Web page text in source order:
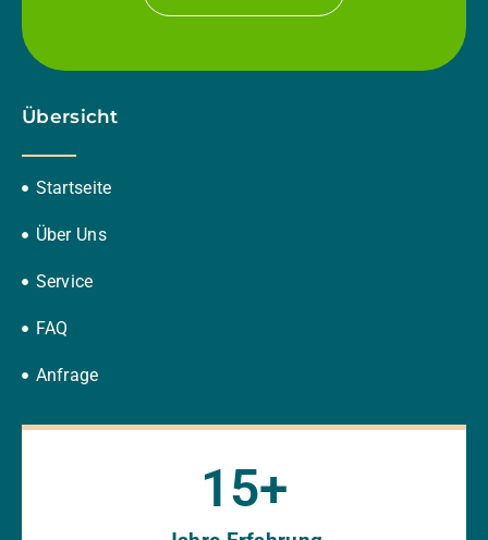
Übersicht
Startseite
Über Uns
Service
FAQ
Anfrage
15+